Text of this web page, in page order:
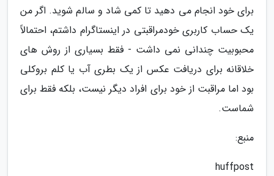
برای خود انجام می دهید تا کمی شاد و سالم شوید. اگر من
یک حساب کاربری خودمراقبتی در اینستاگرام داشتم، احتمالاً
محبوبیت چندانی نمی داشت - فقط بسیاری از روش های
خلاقانه برای دریافت عکس از یک بطری آب یا کلم بروکلی
بود اما مراقبت از خود برای افراد دیگر نیست، بلکه فقط برای
شماست.
منبع:
huffpost